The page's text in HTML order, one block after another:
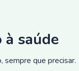
saúde
sempre que precisar.